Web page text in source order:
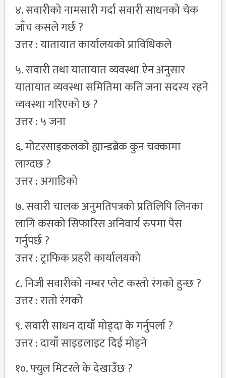
४. सवारीको नामसारी गर्दा सवारी साधनको चेक
जाँच कसले गर्छ ?
उत्तर : यातायात कार्यालयको प्राविधिकले
५. सवारी तथा यातायात व्यवस्था ऐन अनुसार
यातायात व्यवस्था समितिमा कति जना सदस्य रहने
व्यवस्था गरिएको छ ?
उत्तर : ५ जना
६. मोटरसाइकलको ह्यान्डब्रेक कुन चक्कामा
लाग्दछ ?
उत्तर : अगाडिको
७. सवारी चालक अनुमतिपत्रको प्रतिलिपि लिनका
लागि कसको सिफारिस अनिवार्य रुपमा पेस
गर्नुपर्छ ?
उत्तर : ट्राफिक प्रहरी कार्यालयको
८. निजी सवारीको नम्बर प्लेट कस्तो रंगको हुन्छ ?
उत्तर : रातो रंगको
९. सवारी साधन दायाँ मोड्दा के गर्नुपर्ला ?
उत्तर : दायाँ साइडलाइट दिई मोड्ने
१०. फ्युल मिटरले के देखाउँछ ?